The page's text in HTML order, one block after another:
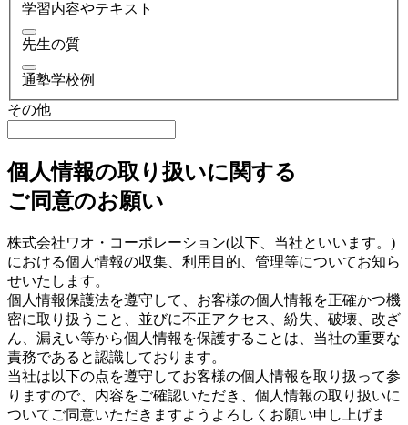
学習内容やテキスト
先生の質
通塾学校例
その他
個人情報の取り扱いに関する
ご同意のお願い
株式会社ワオ・コーポレーション(以下、当社といいます。)
における個人情報の収集、利用目的、管理等についてお知ら
せいたします。
個人情報保護法を遵守して、お客様の個人情報を正確かつ機
密に取り扱うこと、並びに不正アクセス、紛失、破壊、改ざ
ん、漏えい等から個人情報を保護することは、当社の重要な
責務であると認識しております。
当社は以下の点を遵守してお客様の個人情報を取り扱って参
りますので、内容をご確認いただき、個人情報の取り扱いに
ついてご同意いただきますようよろしくお願い申し上げま